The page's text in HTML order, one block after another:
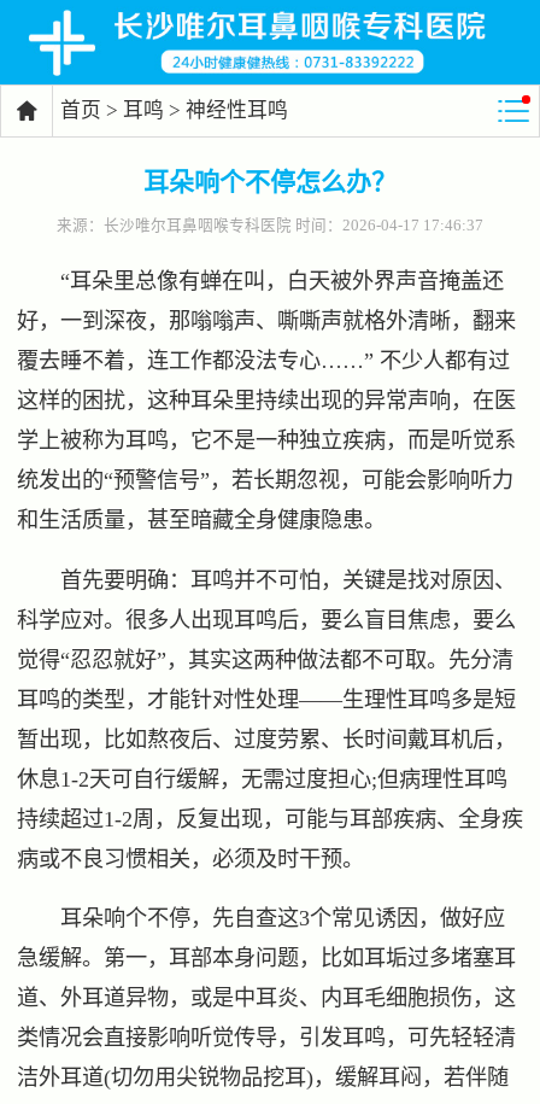
 首页 > 耳鸣 > 神经性耳鸣
耳朵响个不停怎么办？
来源： 长沙唯尔耳鼻咽喉专科医院 时间：2026-04-17 17:46:37
“耳朵里总像有蝉在叫，白天被外界声音掩盖还
好，一到深夜，那嗡嗡声、嘶嘶声就格外清晰，翻来
覆去睡不着，连工作都没法专心……” 不少人都有过
这样的困扰，这种耳朵里持续出现的异常声响，在医
学上被称为耳鸣，它不是一种独立疾病，而是听觉系
统发出的“预警信号”，若长期忽视，可能会影响听力
和生活质量，甚至暗藏全身健康隐患。
首先要明确：耳鸣并不可怕，关键是找对原因、
科学应对。很多人出现耳鸣后，要么盲目焦虑，要么
觉得“忍忍就好”，其实这两种做法都不可取。先分清
耳鸣的类型，才能针对性处理——生理性耳鸣多是短
暂出现，比如熬夜后、过度劳累、长时间戴耳机后，
休息1-2天可自行缓解，无需过度担心;但病理性耳鸣
持续超过1-2周，反复出现，可能与耳部疾病、全身疾
病或不良习惯相关，必须及时干预。
耳朵响个不停，先自查这3个常见诱因，做好应
急缓解。第一，耳部本身问题，比如耳垢过多堵塞耳
道、外耳道异物，或是中耳炎、内耳毛细胞损伤，这
类情况会直接影响听觉传导，引发耳鸣，可先轻轻清
洁外耳道(切勿用尖锐物品挖耳)，缓解耳闷，若伴随